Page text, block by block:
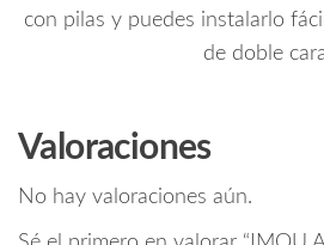
con pilas y puedes instalarlo
de doble
Valoraciones
No hay valoraciones aún.